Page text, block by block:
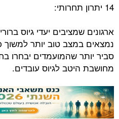
14 יתרון תחרותי:
ארגונים שמציבים יעדי גיוס
נמצאים במצב טוב יותר למשוך
סביר יותר שהמועמדים יבחרו
מחושבת היטב לגיוס עובדים.